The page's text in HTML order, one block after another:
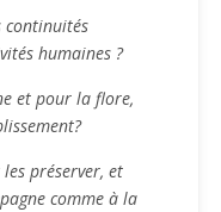
continuités
humaines ?
et pour la flore,
préserver, et
comme à la